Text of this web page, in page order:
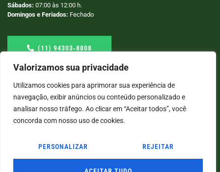
Valorizamos sua privacidade
Utilizamos cookies para aprimorar sua experiência de
navegação, exibir anúncios ou conteúdo personalizado e
analisar nosso tráfego. Ao clicar em “Aceitar todos”, você
concorda com nosso uso de cookies.
PERSONALIZAR REJEITAR
Sábados: 07:00 às 12:00 h.
Domingos e Feriados: Fechado
(11) 94303‑8808
© COPYRIGHT2026→ LABORATÓRIO SÃO VICENTE → POR: CONEKI - SOLUÇÕES DIGITAIS |